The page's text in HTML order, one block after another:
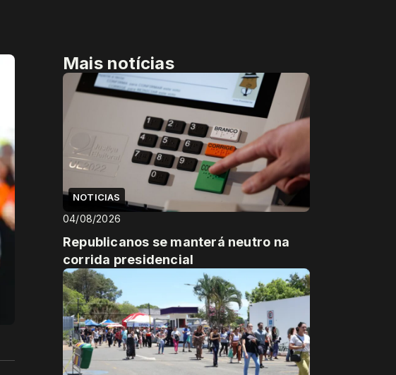
Mais notícias
NOTICIAS
04/08/2026
Republicanos se manterá neutro na
corrida presidencial